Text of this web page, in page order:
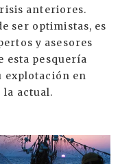
anteriores.
ser optimistas, es
y asesores
esta pesquería
explotación en
la actual.